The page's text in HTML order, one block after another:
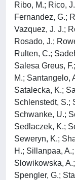
Ribo, M.; Rico,
Fernandez, G.;
Vazquez, J. J.;
Rosado, J.;
Rulten, C.;
Salesa Greus,
M.; Santangelo,
Satalecka, K.;
Schlenstedt, S.;
Schwanke, U.;
Sedlaczek, K.;
Seweryn, K.;
H.; Sillanpaa,
Slowikowska,
Spengler, G.;